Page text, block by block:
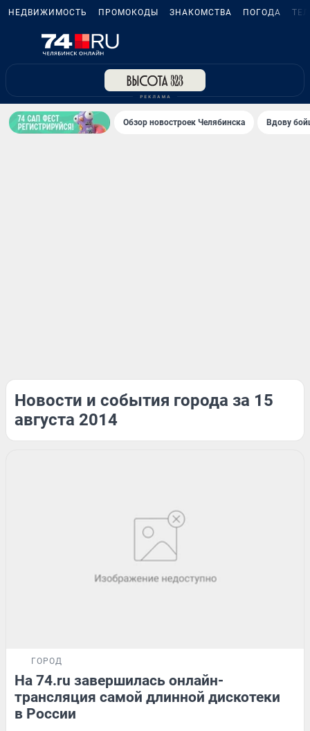
НЕДВИЖИМОСТЬ ПРОМОКОДЫ ЗНАКОМСТВА ПОГОДА
Обзор новостроек Челябинска Вдову
Новости и события города за 15
августа 2014
ГОРОД
На 74.ru завершилась онлайн-
трансляция самой длинной дискотеки
в России